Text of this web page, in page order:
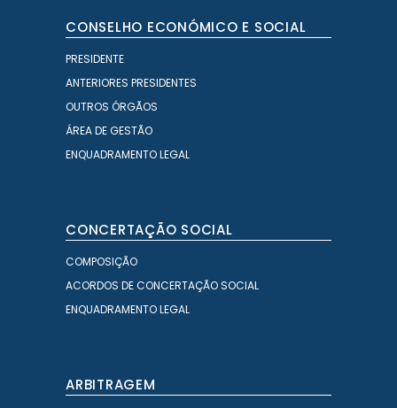
CONSELHO ECONÓMICO E SOCIAL
PRESIDENTE
ANTERIORES PRESIDENTES
OUTROS ÓRGÃOS
ÁREA DE GESTÃO
ENQUADRAMENTO LEGAL
CONCERTAÇÃO SOCIAL
COMPOSIÇÃO
ACORDOS DE CONCERTAÇÃO SOCIAL
ENQUADRAMENTO LEGAL
ARBITRAGEM